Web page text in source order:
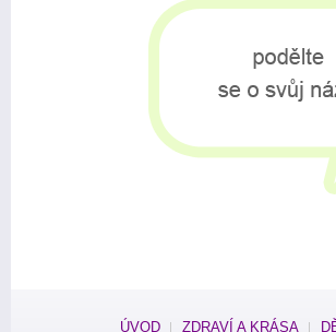
ÚVOD ZDRAVÍ A KRÁSA